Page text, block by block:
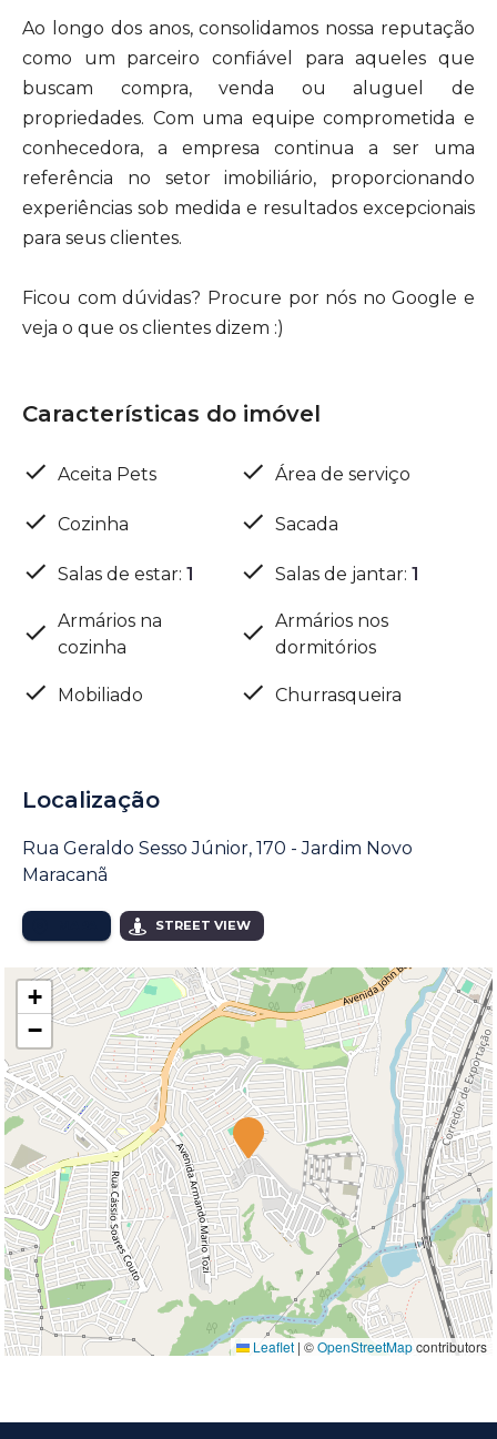
Ao longo dos anos, consolidamos nossa reputação
como um parceiro confiável para aqueles que
buscam compra, venda ou aluguel de
propriedades. Com uma equipe comprometida e
conhecedora, a empresa continua a ser uma
referência no setor imobiliário, proporcionando
experiências sob medida e resultados excepcionais
para seus clientes.
Ficou com dúvidas? Procure por nós no Google e
veja o que os clientes dizem :)
Características do imóvel
Aceita Pets Área de serviço
Cozinha Sacada
Salas de estar: 1 Salas de jantar: 1
Armários na
cozinha
Armários nos
dormitórios
Mobiliado Churrasqueira
Localização
Rua Geraldo Sesso Júnior, 170 - Jardim Novo
Maracanã
STREET VIEW
+
−
Leaflet | ©OpenStreetMapcontributors